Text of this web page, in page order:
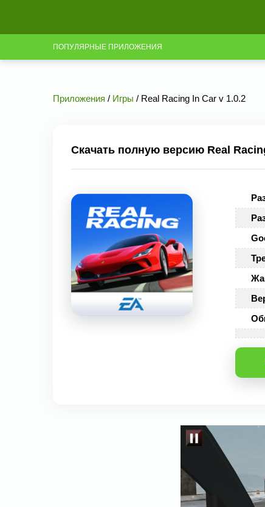
ПОПУЛЯРНЫЕ ПРИЛОЖЕНИЯ
Приложения / Игры / Real Racing In Car v 1.0.2
Скачать полную версию Real